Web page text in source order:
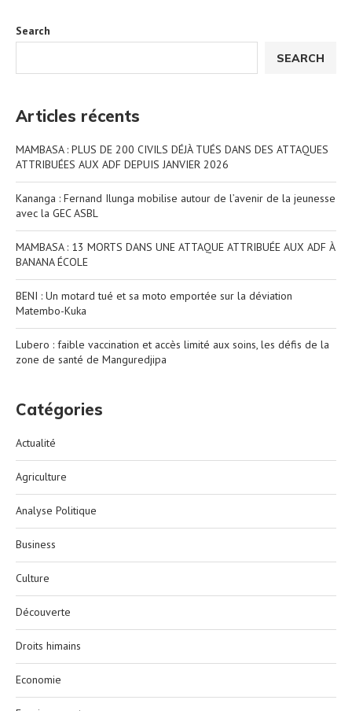
Search
SEARCH
Articles récents
MAMBASA : PLUS DE 200 CIVILS DÉJÀ TUÉS DANS DES ATTAQUES
ATTRIBUÉES AUX ADF DEPUIS JANVIER 2026
Kananga : Fernand Ilunga mobilise autour de l’avenir de la jeunesse
avec la GEC ASBL
MAMBASA : 13 MORTS DANS UNE ATTAQUE ATTRIBUÉE AUX ADF À
BANANA ÉCOLE
BENI : Un motard tué et sa moto emportée sur la déviation
Matembo-Kuka
Lubero : faible vaccination et accès limité aux soins, les défis de la
zone de santé de Manguredjipa
Catégories
Actualité
Agriculture
Analyse Politique
Business
Culture
Découverte
Droits himains
Economie